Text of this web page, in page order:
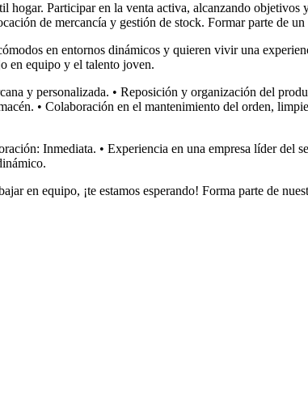
hogar. Participar en la venta activa, alcanzando
de mercancía y gestión de stock. Formar parte de
en entornos dinámicos y quieren vivir una
en equipo y el talento joven.
y personalizada. • Reposición y organización del
• Colaboración en el mantenimiento del orden,
Inmediata. • Experiencia en una empresa líder del
en equipo, ¡te estamos esperando! Forma parte de